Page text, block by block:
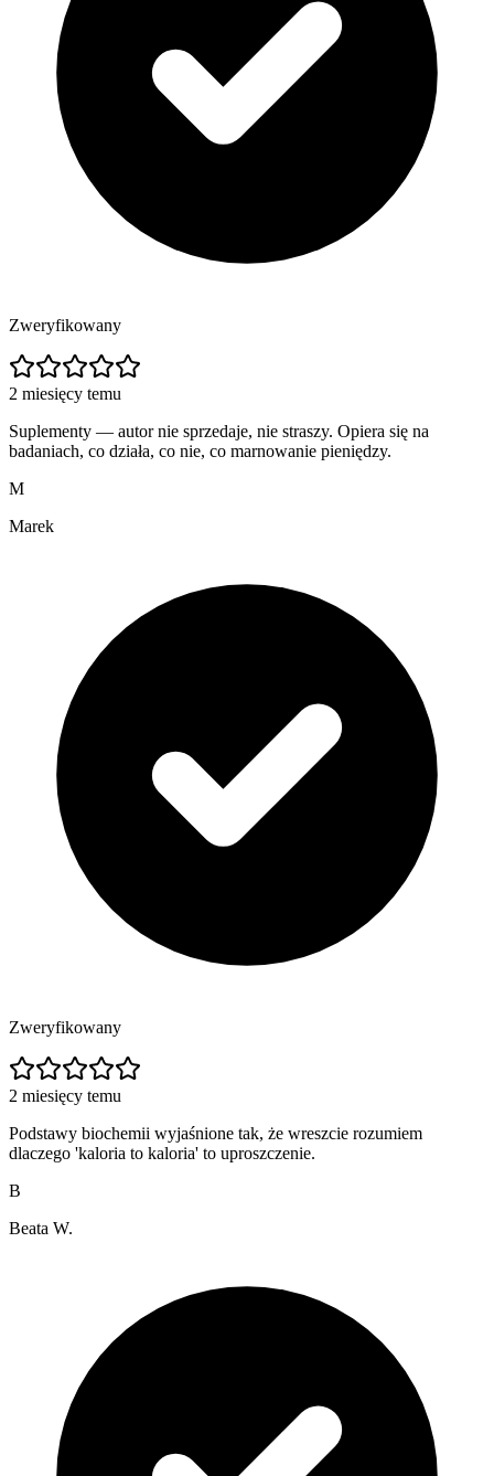
Zweryfikowany
2 miesięcy temu
Suplementy — autor nie sprzedaje, nie straszy. Opiera się na
badaniach, co działa, co nie, co marnowanie pieniędzy.
M
Marek
Zweryfikowany
2 miesięcy temu
Podstawy biochemii wyjaśnione tak, że wreszcie rozumiem
dlaczego 'kaloria to kaloria' to uproszczenie.
B
Beata W.